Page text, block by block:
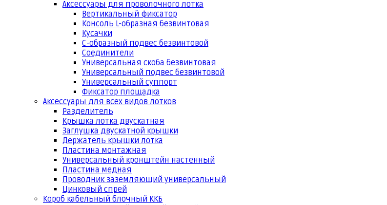
Аксессуары для проволочного лотка
Вертикальный фиксатор
Консоль L-образная безвинтовая
Кусачки
С-образный подвес безвинтовой
Соединители
Универсальная скоба безвинтовая
Универсальный подвес безвинтовой
Универсальный суппорт
Фиксатор площадка
Аксессуары для всех видов лотков
Разделитель
Крышка лотка двускатная
Заглушка двускатной крышки
Держатель крышки лотка
Пластина монтажная
Универсальный кронштейн настенный
Пластина медная
Проводник заземляющий универсальный
Цинковый спрей
Короб кабельный блочный ККБ